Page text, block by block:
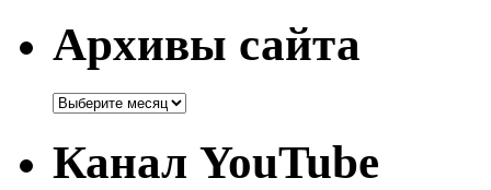
Архивы сайта
Канал YouTube